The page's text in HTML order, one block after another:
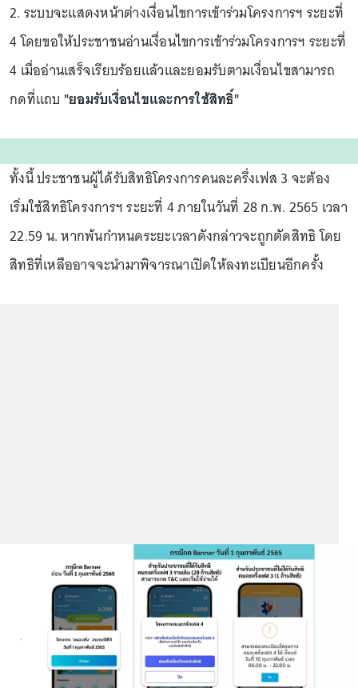
2. ระบบจะแสดงหน้าต่างเงื่อนไขการเข้าร่วมโครงการฯ ระยะที่
4 โดยขอให้ประชาชนอ่านเงื่อนไขการเข้าร่วมโครงการฯ ระยะที่
4 เมื่ออ่านเสร็จเรียบร้อยแล้วและยอมรับตามเงื่อนไขสามารถ
กดที่แถบ "ยอมรับเงื่อนไขและการใช้สิทธิ์"
ทั้งนี้ ประชาชนผู้ได้รับสิทธิโครงการคนละครึ่งเฟส 3 จะต้อง
เริ่มใช้สิทธิโครงการฯ ระยะที่ 4 ภายในวันที่ 28 ก.พ. 2565 เวลา
22.59 น. หากพ้นกำหนดระยะเวลาดังกล่าวจะถูกตัดสิทธิ โดย
สิทธิที่เหลืออาจจะนำมาพิจารณาเปิดให้ลงทะเบียนอีกครั้ง